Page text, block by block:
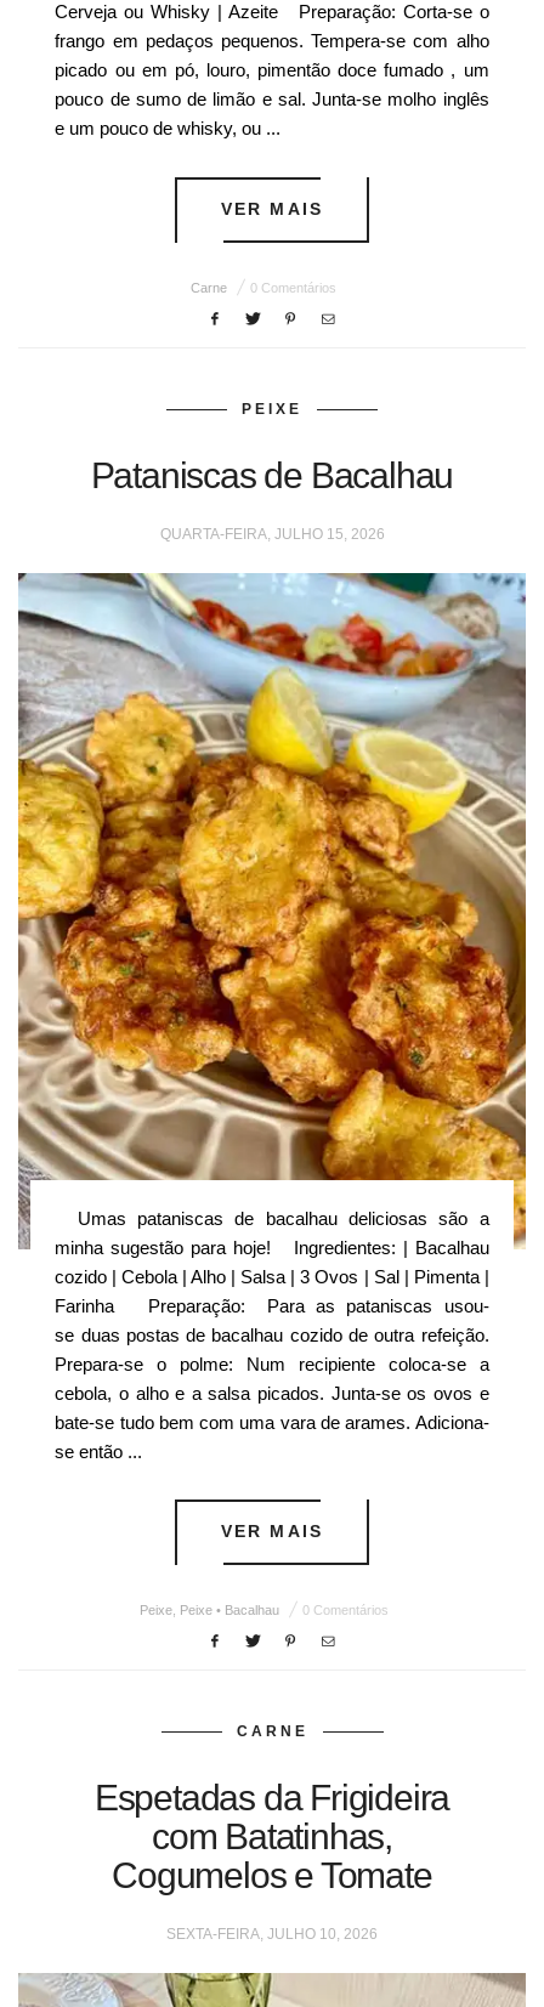
Cerveja ou Whisky | Azeite Preparação: Corta-se o
frango em pedaços pequenos. Tempera-se com alho
picado ou em pó, louro, pimentão doce fumado , um
pouco de sumo de limão e sal. Junta-se molho inglês
e um pouco de whisky, ou ...
VER MAIS
Carne 0 Comentários
PEIXE
Pataniscas de Bacalhau
QUARTA-FEIRA, JULHO 15, 2026
Umas pataniscas de bacalhau deliciosas são a
minha sugestão para hoje! Ingredientes: | Bacalhau
cozido | Cebola | Alho | Salsa | 3 Ovos | Sal | Pimenta |
Farinha Preparação: Para as pataniscas usou-
se duas postas de bacalhau cozido de outra refeição.
Prepara-se o polme: Num recipiente coloca-se a
cebola, o alho e a salsa picados. Junta-se os ovos e
bate-se tudo bem com uma vara de arames. Adiciona-
se então ...
VER MAIS
Peixe, Peixe • Bacalhau 0 Comentários
CARNE
Espetadas da Frigideira
com Batatinhas,
Cogumelos e Tomate
SEXTA-FEIRA, JULHO 10, 2026